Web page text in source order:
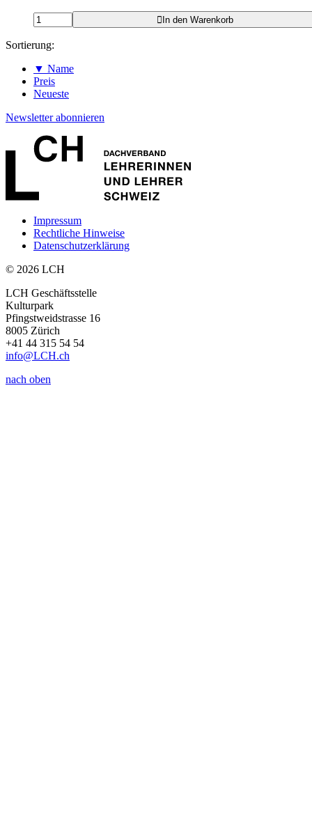
In den Warenkorb
Sortierung:
▼ Name
Preis
Neueste
Newsletter abonnieren
Impressum
Rechtliche Hinweise
Datenschutzerklärung
© 2026 LCH
LCH Geschäftsstelle
Kulturpark
Pfingstweidstrasse 16
8005 Zürich
+41 44 315 54 54
info@LCH.ch
nach oben